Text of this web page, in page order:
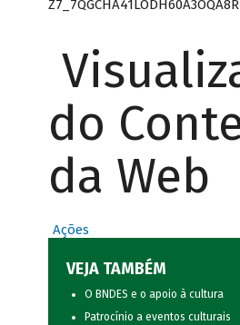
do
da Web
Ações
VEJA TAMBÉM
O BNDES e o apoio à cultura
Patrocínio a eventos culturais